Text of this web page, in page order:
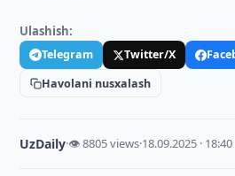
Ulashish:
Telegram Twitter/X
Havolani nusxalash
UzDaily·👁 8805 views·18.09.2025 · 18:40